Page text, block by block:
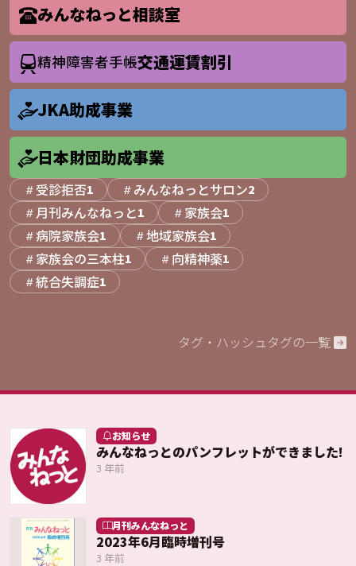
みんなねっと相談室
精神障害者手帳交通運賃割引
JKA助成事業
日本財団助成事業
受診拒否1 みんなねっとサロン2
月刊みんなねっと1 家族会1
病院家族会1 地域家族会1
家族会の三本柱1 向精神薬1
統合失調症1
タグ・ハッシュタグの一覧
お知らせ
みんなねっとのパンフレットができました!
3 年前
月刊みんなねっと
2023年6月臨時増刊号
3 年前